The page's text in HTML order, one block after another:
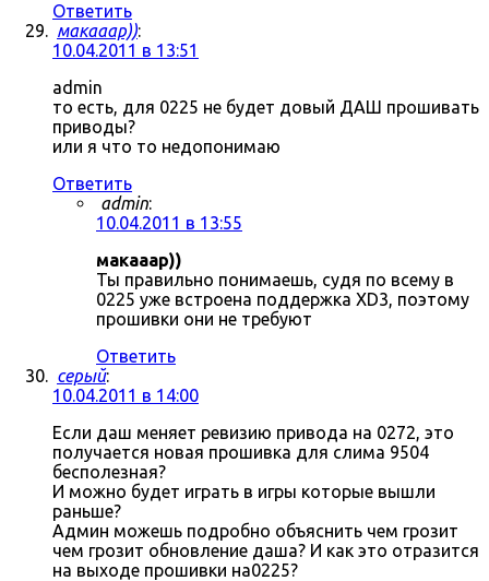
Ответить
макааар)):
10.04.2011 в 13:51
admin
то есть, для 0225 не будет довый ДАШ прошивать
приводы?
или я что то недопонимаю
Ответить
admin:
10.04.2011 в 13:55
макааар))
Ты правильно понимаешь, судя по всему в
0225 уже встроена поддержка XD3, поэтому
прошивки они не требуют
Ответить
серый:
10.04.2011 в 14:00
Если даш меняет ревизию привода на 0272, это
получается новая прошивка для слима 9504
бесполезная?
И можно будет играть в игры которые вышли
раньше?
Админ можешь подробно объяснить чем грозит
чем грозит обновление даша? И как это отразится
на выходе прошивки на0225?